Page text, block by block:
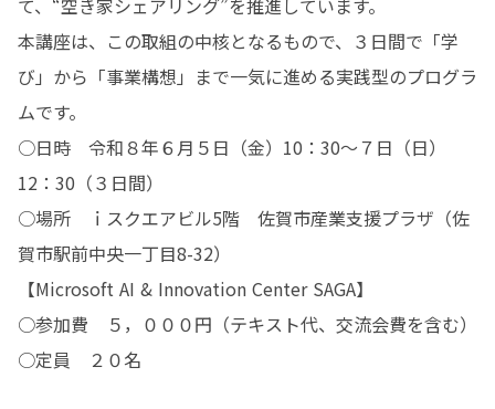
て、“空き家シェアリング”を推進しています。
本講座は、この取組の中核となるもので、３日間で「学
び」から「事業構想」まで一気に進める実践型のプログラ
ムです。
○日時　令和８年６月５日（金）10：30～７日（日）
12：30（３日間）
○場所　ｉスクエアビル5階　佐賀市産業支援プラザ（佐
賀市駅前中央一丁目8-32）
【Microsoft AI & Innovation Center SAGA】
○参加費　５，０００円（テキスト代、交流会費を含む）
○定員　２０名